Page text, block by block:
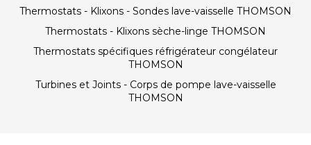
Thermostats - Klixons - Sondes lave-vaisselle THOMSON
Thermostats - Klixons sèche-linge THOMSON
Thermostats spécifiques réfrigérateur congélateur
THOMSON
Turbines et Joints - Corps de pompe lave-vaisselle
THOMSON